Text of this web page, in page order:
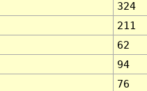
324
211
62
94
76